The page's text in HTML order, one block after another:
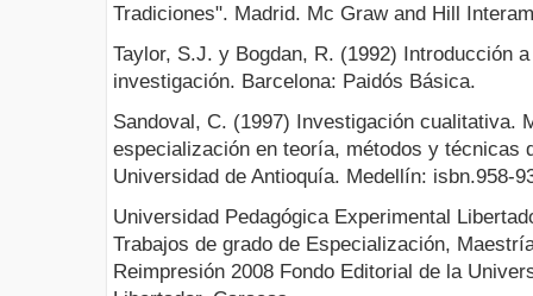
Tradiciones". Madrid. Mc Graw and Hill
Taylor, S.J. y Bogdan, R. (1992) Introducción
investigación. Barcelona: Paidós Básica.
Sandoval, C. (1997) Investigación cualitativa.
especialización en teoría, métodos y técnicas
Universidad de Antioquía. Medellín: isbn.958-
Universidad Pedagógica Experimental
Trabajos de grado de Especialización,
Reimpresión 2008 Fondo Editorial de la